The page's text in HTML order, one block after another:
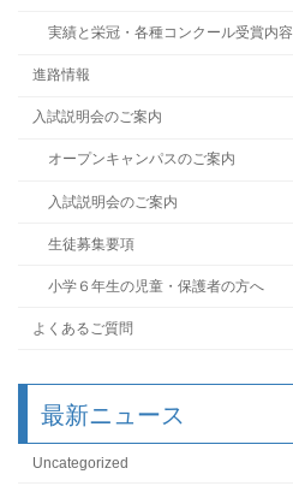
実績と栄冠・各種コンクール受賞内容
進路情報
入試説明会のご案内
オープンキャンパスのご案内
入試説明会のご案内
生徒募集要項
小学６年生の児童・保護者の方へ
よくあるご質問
最新ニュース
Uncategorized